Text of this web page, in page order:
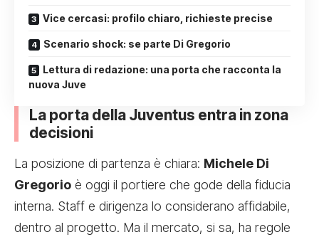
Vice cercasi: profilo chiaro, richieste precise
Scenario shock: se parte Di Gregorio
Lettura di redazione: una porta che racconta la
nuova Juve
La porta della Juventus entra in zona
decisioni
La posizione di partenza è chiara: Michele Di
Gregorio è oggi il portiere che gode della fiducia
interna. Staff e dirigenza lo considerano affidabile,
dentro al progetto. Ma il mercato, si sa, ha regole